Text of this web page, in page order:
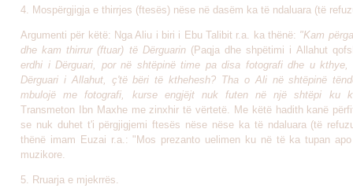
4. Mospërgjigja e thirrjes (ftesës) nëse në dasëm ka të ndaluara (të
Argumenti për këtë: Nga Aliu i biri i Ebu Talibit r.a. ka thënë: "Kam
dhe kam thirrur (ftuar) të Dërguarin (Paqja dhe shpëtimi i Allahut
erdhi i Dërguari, por në shtëpinë time pa disa fotografi dhe u
Dërguari i Allahut, ç'të bëri të kthehesh? Tha o Ali në shtëpinë
mbulojë me fotografi, kurse engjëjt nuk futen në një shtëpi ku
Transmeton Ibn Maxhe me zinxhir të vërtetë. Me këtë hadith kanë
se nuk duhet t'i përgjigjemi ftesës nëse nëse ka të ndaluara (të
thënë imam Euzai r.a.: "Mos prezanto uelimen ku në të ka tupan
muzikore.
5. Rruarja e mjekrrës.